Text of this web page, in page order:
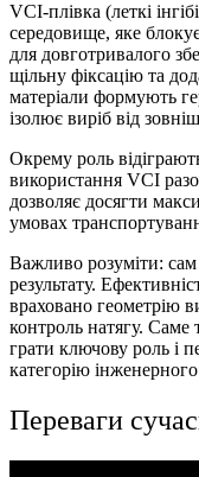
VCI-плівка (леткі
середовище, яке
для довготривалого
щільну фіксацію та
матеріали формують
ізолює виріб від
Окрему роль
використання VCI
дозволяє досягти
умовах
Важливо розуміти: сам
результату.
враховано геометрію
контроль натягу. Саме
грати ключову роль і
категорію
Переваги